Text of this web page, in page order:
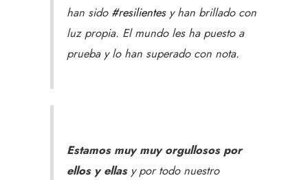
han sido #resilientesy han brillado con
luz propia. El mundo les ha puesto a
prueba y lo han superado con nota.
Estamos muy muy orgullosos por
ellos y ellasy por todo nuestro